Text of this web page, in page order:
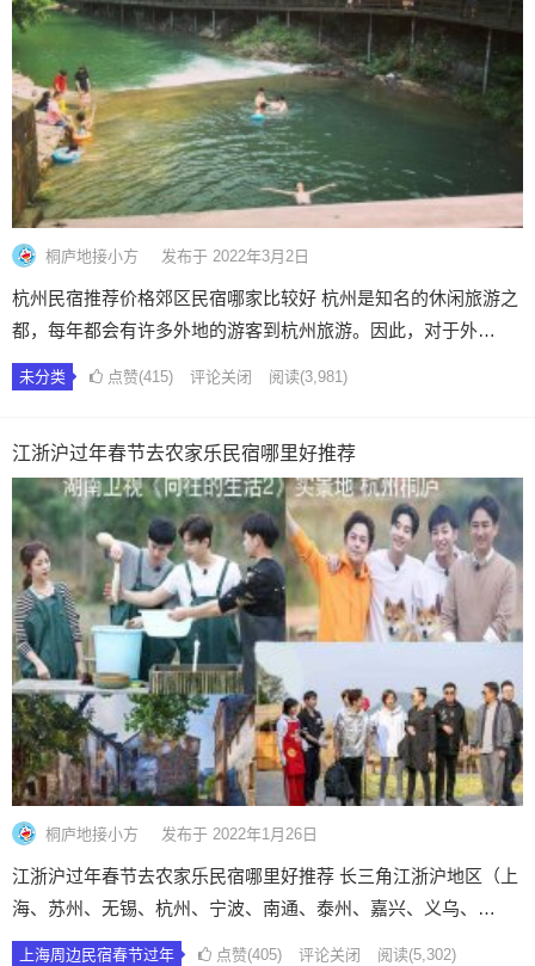
桐庐地接小方 发布于 2022年3月2日
杭州民宿推荐价格郊区民宿哪家比较好 杭州是知名的休闲旅游之
都，每年都会有许多外地的游客到杭州旅游。因此，对于外…
未分类 点赞(415) 评论关闭 阅读(3,981)
江浙沪过年春节去农家乐民宿哪里好推荐
桐庐地接小方 发布于 2022年1月26日
江浙沪过年春节去农家乐民宿哪里好推荐 长三角江浙沪地区（上
海、苏州、无锡、杭州、宁波、南通、泰州、嘉兴、义乌、…
上海周边民宿春节过年 点赞(405) 评论关闭 阅读(5,302)